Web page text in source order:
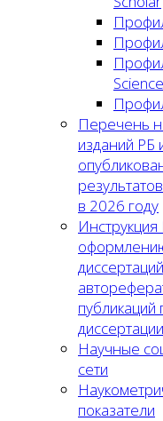
Science
Перечень
изданий РБ
в 2026 году
публикаций
диссертации
Научные
сети
показатели